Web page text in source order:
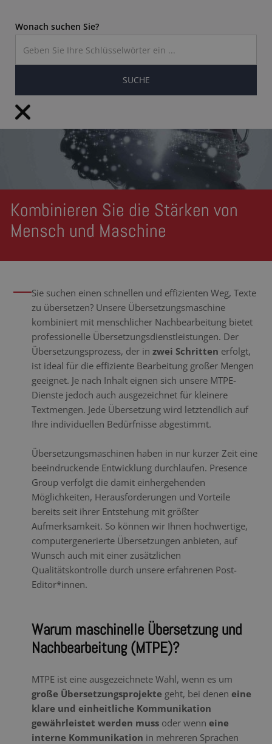
Wonach suchen Sie?
Kombinieren Sie die Stärken von
Mensch und Maschine
Sie suchen einen schnellen und effizienten Weg, Texte
zu übersetzen? Unsere Übersetzungsmaschine
kombiniert mit menschlicher Nachbearbeitung bietet
professionelle Übersetzungsdienstleistungen. Der
Übersetzungsprozess, der inzwei Schritten erfolgt,
ist ideal für die effiziente Bearbeitung großer Mengen
geeignet. Je nach Inhalt eignen sich unsere MTPE-
Dienste jedoch auch ausgezeichnet für kleinere
Textmengen. Jede Übersetzung wird letztendlich auf
Ihre individuellen Bedürfnisse abgestimmt.
Übersetzungsmaschinen haben in nur kurzer Zeit eine
beeindruckende Entwicklung durchlaufen. Presence
Group verfolgt die damit einhergehenden
Möglichkeiten, Herausforderungen und Vorteile
bereits seit ihrer Entstehung mit größter
Aufmerksamkeit. So können wir Ihnen hochwertige,
computergenerierte Übersetzungen anbieten, auf
Wunsch auch mit einer zusätzlichen
Qualitätskontrolle durch unsere erfahrenen Post-
Editor*innen.
Warum maschinelle Übersetzung und
Nachbearbeitung (MTPE)?
MTPE ist eine ausgezeichnete Wahl, wenn es um
große Übersetzungsprojekte geht, bei denen eine
klare und einheitliche Kommunikation
gewährleistet werden muss oder wenn eine
interne Kommunikation in mehreren Sprachen